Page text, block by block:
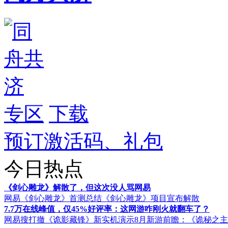
专区 下载
预订激活码、礼包
今日热点
《剑心雕龙》解散了，但这次没人骂网易
网易《剑心雕龙》首测总结 《剑心雕龙》项目宣布解散
7.7万在线峰值，仅45%好评率：这网游咋刚火就翻车了？
网易搜打撤《诡影藏锋》新实机演示8月新游前瞻：《诡秘之